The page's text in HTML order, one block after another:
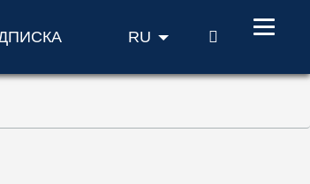
RU ПОИСК